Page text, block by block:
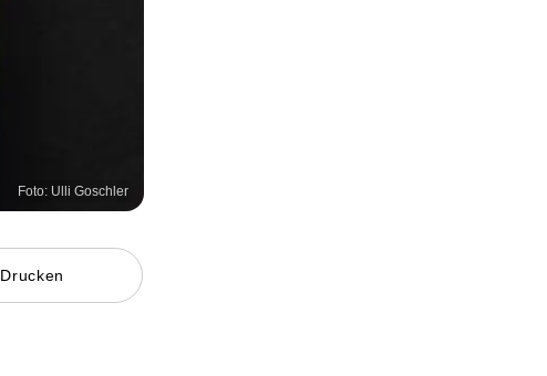
Foto: Ulli Goschler
Drucken